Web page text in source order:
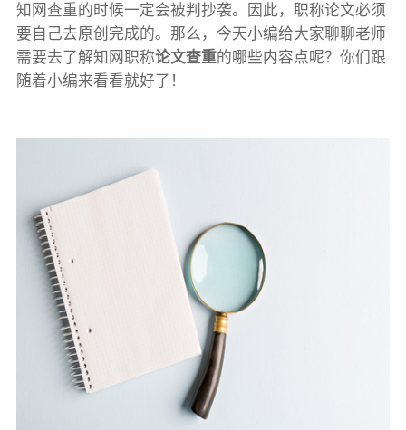
知网查重的时候一定会被判抄袭。因此，职称论文必须
要自己去原创完成的。那么，今天小编给大家聊聊老师
需要去了解知网职称论文查重的哪些内容点呢？你们跟
随着小编来看看就好了！